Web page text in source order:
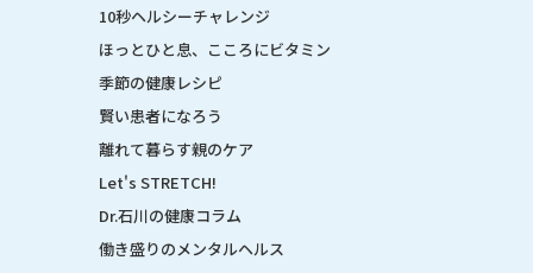
10秒ヘルシーチャレンジ
ほっとひと息、こころにビタミン
季節の健康レシピ
賢い患者になろう
離れて暮らす親のケア
Let's STRETCH!
Dr.石川の健康コラム
働き盛りのメンタルヘルス